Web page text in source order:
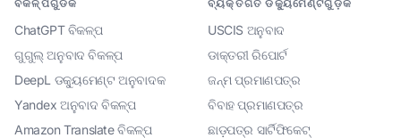
ବିକଳ୍ପଗୁଡିକ
ChatGPT ବିକଳ୍ପ
ଗୁଗୁଲ୍ ଅନୁବାଦ ବିକଳ୍ପ
DeepL ଡକ୍ୟୁମେଣ୍ଟ ଅନୁବାଦକ
Yandex ଅନୁବାଦ ବିକଳ୍ପ
Amazon Translate ବିକଳ୍ପ
ବ୍ୟକ୍ତିଗତ ଡକ୍ୟୁମେଣ୍ଟଗୁଡ଼ିକ
USCIS ଅନୁବାଦ
ଡାକ୍ତରୀ ରିପୋର୍ଟ
ଜନ୍ମ ପ୍ରମାଣପତ୍ର
ବିବାହ ପ୍ରମାଣପତ୍ର
ଛାଡ଼ପତ୍ର ସାର୍ଟିଫିକେଟ୍